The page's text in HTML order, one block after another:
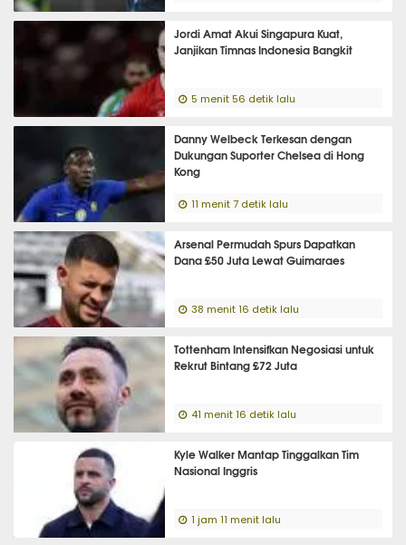
Jordi Amat Akui Singapura Kuat,
Janjikan Timnas Indonesia Bangkit
5 menit 56 detik lalu
Danny Welbeck Terkesan dengan
Dukungan Suporter Chelsea di Hong
Kong
11 menit 7 detik lalu
Arsenal Permudah Spurs Dapatkan
Dana £50 Juta Lewat Guimaraes
38 menit 16 detik lalu
Tottenham Intensifkan Negosiasi untuk
Rekrut Bintang £72 Juta
41 menit 16 detik lalu
Kyle Walker Mantap Tinggalkan Tim
Nasional Inggris
1 jam 11 menit lalu